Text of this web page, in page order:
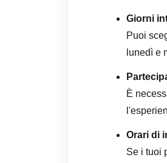
Giorni
Puoi
lunedì e
È
Orari di
Se i tuoi